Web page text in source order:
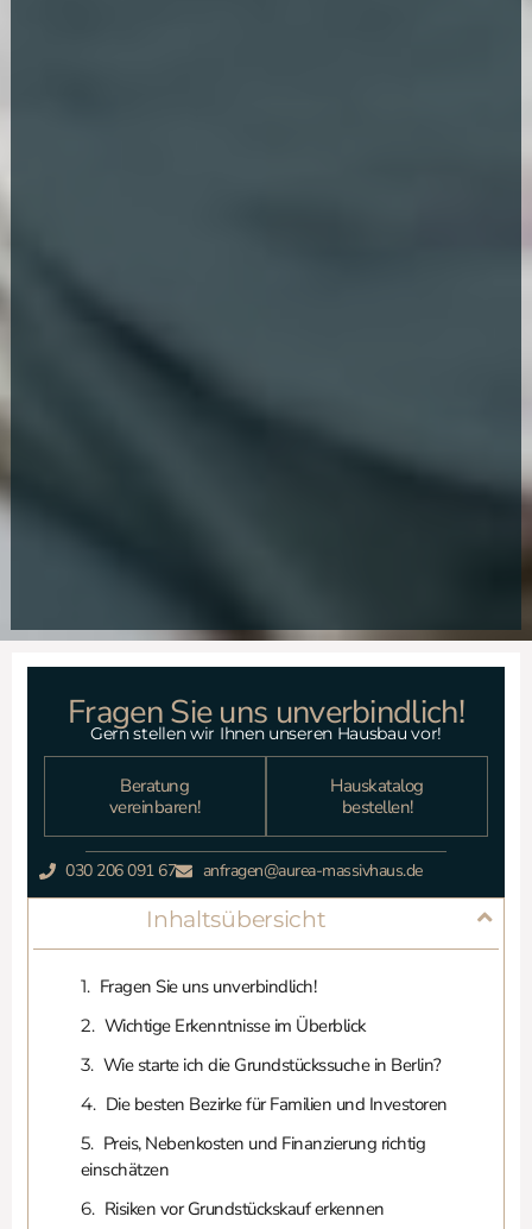
Fragen Sie uns unverbindlich!
Gern stellen wir Ihnen unseren Hausbau vor!
Beratung
vereinbaren!
Hauskatalog
bestellen!
030 206 091 67 anfragen@aurea-massivhaus.de
Inhaltsübersicht
Fragen Sie uns unverbindlich!
Wichtige Erkenntnisse im Überblick
Wie starte ich die Grundstückssuche in Berlin?
Die besten Bezirke für Familien und Investoren
Preis, Nebenkosten und Finanzierung richtig
einschätzen
Risiken vor Grundstückskauf erkennen